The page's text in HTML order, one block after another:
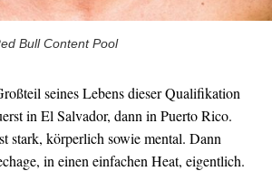
Bull Content Pool
seines Lebens dieser Qualifikation
in El Salvador, dann in Puerto Rico.
stark, körperlich sowie mental. Dann
in einen einfachen Heat, eigentlich.